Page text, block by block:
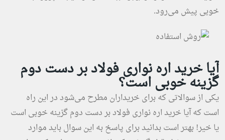
خوبی پیش می‌رود.
آیا خرید اره نواری فولاد بر دست دوم
گزینه خوبی است؟
یکی از سوالاتی که برای خریداران مطرح می‌شود در این راه
است که آیا خرید اره نواری فولاد بر دست دوم گزینه خوبی است
یا خیر! بهتر است بدانید برای پاسخ به این سوال باید موارد